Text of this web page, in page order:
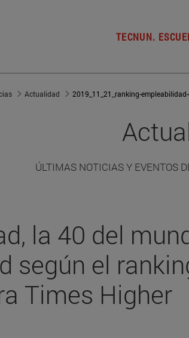
TECNUN.
Actualidad 2019_11_21_ranking-
ÚLTIMAS NOTICIAS Y EVENTOS
la 40 del
según el
Times Higher